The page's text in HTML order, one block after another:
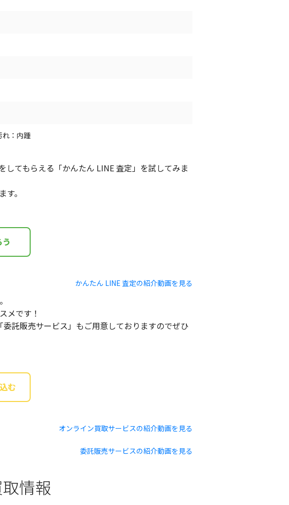
れ：内踵
てもらえる「かんたん LINE 査定」を試してみま
。
かんたん LINE 査定の紹介動画を見る
メです！
託販売サービス」もご用意しておりますのでぜひ
む
オンライン買取サービスの紹介動画を見る
委託販売サービスの紹介動画を見る
情報